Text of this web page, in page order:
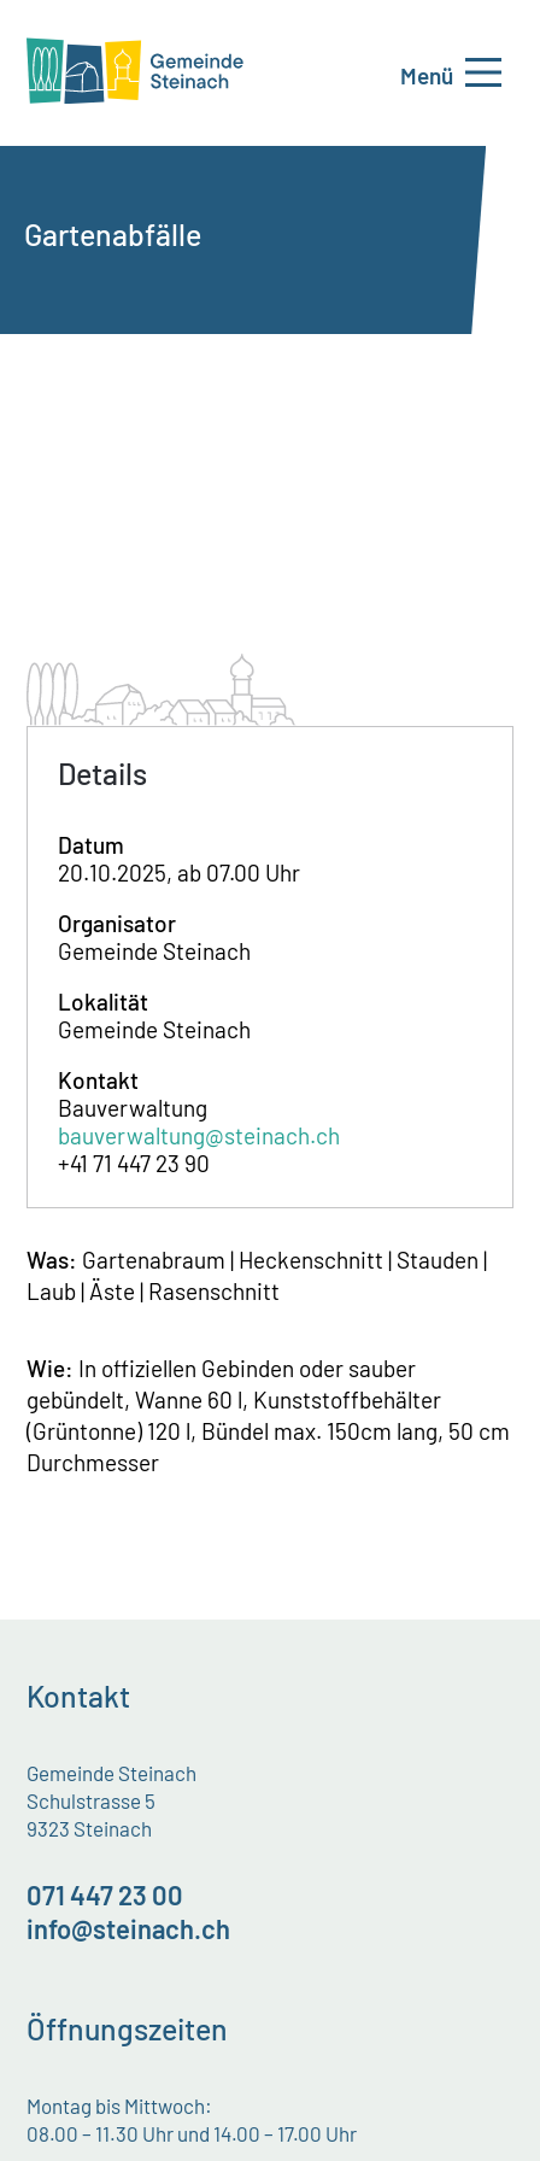
Menü
Gartenabfälle
Details
Datum
20.10.2025, ab 07.00 Uhr
Organisator
Gemeinde Steinach
Lokalität
Gemeinde Steinach
Kontakt
Bauverwaltung
bauverwaltung@steinach.ch
+41 71 447 23 90
Was: Gartenabraum | Heckenschnitt | Stauden |
Laub | Äste | Rasenschnitt
Wie: In offiziellen Gebinden oder sauber
gebündelt, Wanne 60 l, Kunststoffbehälter
(Grüntonne) 120 l, Bündel max. 150cm lang, 50 cm
Durchmesser
Kontakt
Gemeinde Steinach
Schulstrasse 5
9323 Steinach
071 447 23 00
info@steinach.ch
Öffnungszeiten
Montag bis Mittwoch:
08.00 – 11.30 Uhr und 14.00 – 17.00 Uhr